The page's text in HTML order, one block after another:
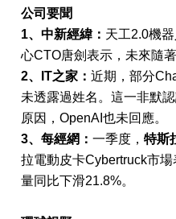
公司要聞
1、中新經緯： 天工2.0機
心CTO唐劍表示，未來隨
2、 IT之家： 近期，部分
未透露過姓名。這一非默
原因， OpenAI 也未回應。
3、每經網： 一季度， 特斯
拉電動皮卡Cybertruck市場
量同比下滑21.8%。